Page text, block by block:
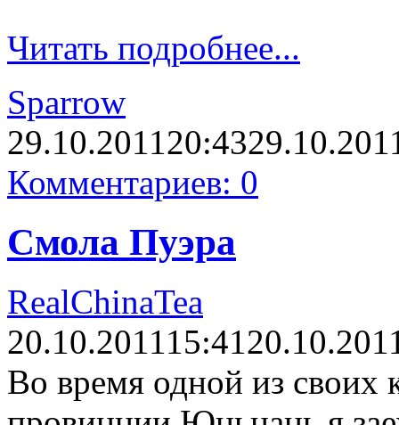
Читать подробнее...
Sparrow
29.10.201120:43
Комментариев: 0
Смола Пуэра
RealChinaTea
20.10.201115:41
Во время одной из своих